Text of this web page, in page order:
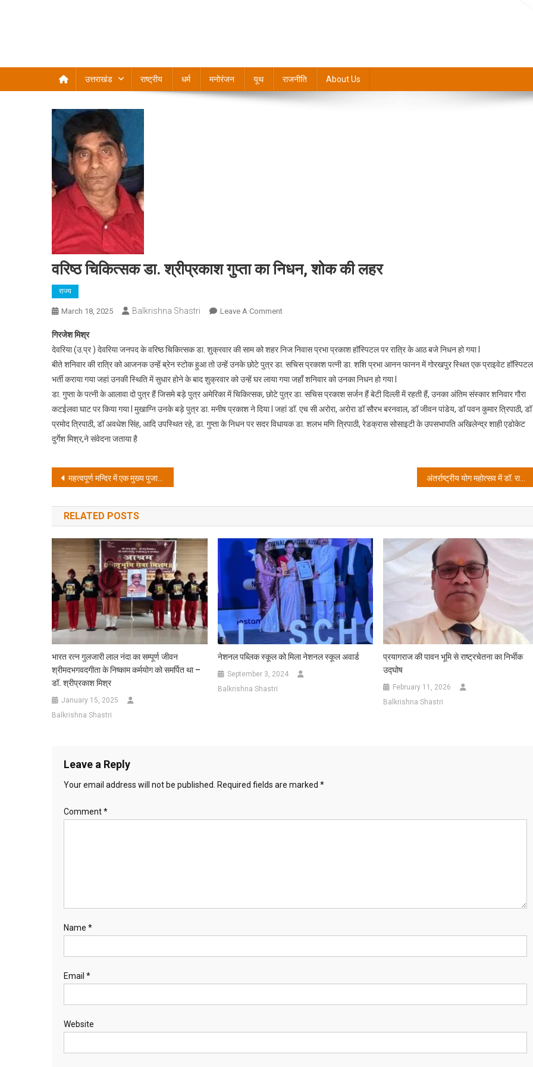
उत्तराखंड राष्ट्रीय धर्म मनोरंजन यूथ राजनीति About Us
वरिष्ठ चिकित्सक डा. श्रीप्रकाश गुप्ता का निधन, शोक की लहर
राज्य
March 18, 2025 Balkrishna Shastri Leave A CommentOn
डा.
श्रीप्रकाश
गुप्ता
का
निधन,
शोक
गिरजेश मिश्र
देवरिया (उ.प्र ) देवरिया जनपद के वरिष्ठ चिकित्सक डा. शुक्रवार की साम को शहर निज निवास प्रभा प्रकाश हॉस्पिटल पर रात्रि के आठ बजे निधन हो गया I
बीते शनिवार की रात्रि को आजनक उन्हें ब्रेन स्टोक हुआ तो उन्हें उनके छोटे पुत्र डा. सचिस प्रकाश पत्नी डा. शशि प्रभा आनन फानन में गोरखपुर स्थित एक प्राइवेट
भर्ती कराया गया जहां उनकी स्थिति में सुधार होने के बाद शुक्रवार को उन्हें घर लाया गया जहाँ शनिवार को उनका निधन हो गया I
डा. गुप्ता के पत्नी के आलावा दो पुत्र हैं जिसमे बड़े पुत्र अमेरिका में चिकित्सक, छोटे पुत्र डा. सचिस प्रकाश सर्जन हैं बेटी दिल्ली में रहती हैं, उनका अंतिम संस्कार शनिवार गौरा
कटईलवा घाट पर किया गया I मुखाग्नि उनके बड़े पुत्र डा. मनीष प्रकाश ने दिया I जहां डॉ. एच सी अरोरा, अरोरा डॉ सौरभ बरनवाल, डॉ जीवन पांडेय, डॉ पवन कुमार त्रिपाठी, डॉ
प्रमोद त्रिपाठी, डॉ अवधेश सिंह, आदि उपस्थित रहे, डा. गुप्ता के निधन पर सदर विधायक डा. शलभ मणि त्रिपाठी, रेडक्रास सोसाइटी के उपसभापति अखिलेन्द्र शाही एडोकेट
दुर्गेश मिश्र,ने संवेदना जताया है
Post
navigation
महत्वपूर्ण मन्दिर में एक मुख्य पुजारी क्यो न तैनात किया जाये ? अंतर्राष्ट्रीय योग महोत्सव में डॉ. राधिका नागरथ को किया गया सम्मानित
RELATED POSTS
भारत रत्न गुलजारी लाल नंदा का सम्पूर्ण जीवन
श्रीमदभगवदगीता के निष्काम कर्मयोग को समर्पित था –
डॉ. श्रीप्रकाश मिश्र
January 15, 2025
Balkrishna Shastri
नेशनल पब्लिक स्कूल को मिला नेशनल स्कूल अवार्ड
September 3, 2024
Balkrishna Shastri
प्रयागराज की पावन भूमि से राष्ट्रचेतना का निर्भीक
उद्घोष
February 11, 2026
Balkrishna Shastri
Leave a Reply
Your email address will not be published. Required fields are marked *
Comment*
Name *
Email *
Website